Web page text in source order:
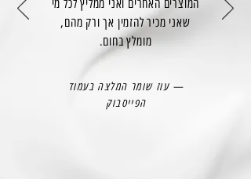
המוצרים האחרים ואני ממליץ לכל מי
שאני מכיר להזמין אך ורק מהם,
מומלץ בחום.
— עוז שומר המלצה בעמוד
הפייסבוק